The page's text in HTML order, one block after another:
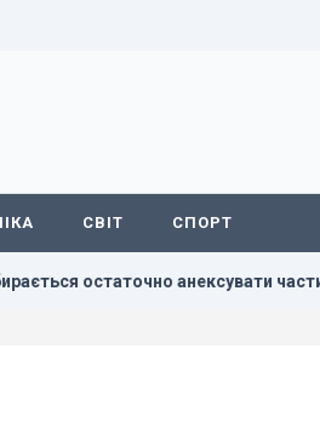
СВІТ СПОРТ
анексувати частину Грузії, -